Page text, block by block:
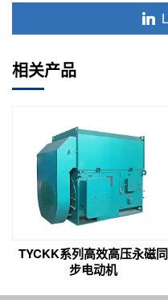
相关产品
TYCKK系列高效高压永磁同
步电动机